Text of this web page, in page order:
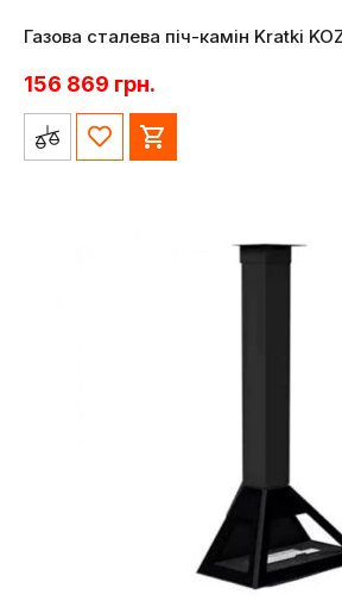
Газова сталева піч-камін Kratki
156 869 грн.